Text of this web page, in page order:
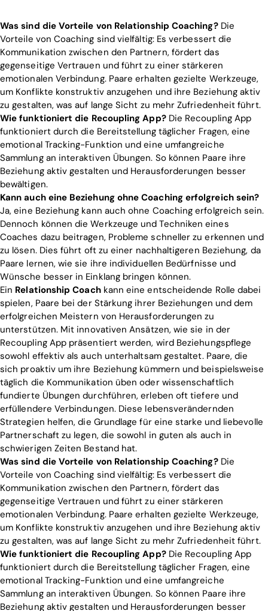
Was sind die Vorteile von Relationship Coaching?Die
Vorteile von Coaching sind vielfältig: Es verbessert die
Kommunikation zwischen den Partnern, fördert das
gegenseitige Vertrauen und führt zu einer stärkeren
emotionalen Verbindung. Paare erhalten gezielte Werkzeuge,
um Konflikte konstruktiv anzugehen und ihre Beziehung aktiv
zu gestalten, was auf lange Sicht zu mehr Zufriedenheit führt.
Wie funktioniert die Recoupling App?Die Recoupling App
funktioniert durch die Bereitstellung täglicher Fragen, eine
emotional Tracking-Funktion und eine umfangreiche
Sammlung an interaktiven Übungen. So können Paare ihre
Beziehung aktiv gestalten und Herausforderungen besser
bewältigen.
Kann auch eine Beziehung ohne Coaching erfolgreich sein?
Ja, eine Beziehung kann auch ohne Coaching erfolgreich sein.
Dennoch können die Werkzeuge und Techniken eines
Coaches dazu beitragen, Probleme schneller zu erkennen und
zu lösen. Dies führt oft zu einer nachhaltigeren Beziehung, da
Paare lernen, wie sie ihre individuellen Bedürfnisse und
Wünsche besser in Einklang bringen können.
Ein Relationship Coachkann eine entscheidende Rolle dabei
spielen, Paare bei der Stärkung ihrer Beziehungen und dem
erfolgreichen Meistern von Herausforderungen zu
unterstützen. Mit innovativen Ansätzen, wie sie in der
Recoupling App präsentiert werden, wird Beziehungspflege
sowohl effektiv als auch unterhaltsam gestaltet. Paare, die
sich proaktiv um ihre Beziehung kümmern und beispielsweise
täglich die Kommunikation üben oder wissenschaftlich
fundierte Übungen durchführen, erleben oft tiefere und
erfüllendere Verbindungen. Diese lebensverändernden
Strategien helfen, die Grundlage für eine starke und liebevolle
Partnerschaft zu legen, die sowohl in guten als auch in
schwierigen Zeiten Bestand hat.
Was sind die Vorteile von Relationship Coaching?Die
Vorteile von Coaching sind vielfältig: Es verbessert die
Kommunikation zwischen den Partnern, fördert das
gegenseitige Vertrauen und führt zu einer stärkeren
emotionalen Verbindung. Paare erhalten gezielte Werkzeuge,
um Konflikte konstruktiv anzugehen und ihre Beziehung aktiv
zu gestalten, was auf lange Sicht zu mehr Zufriedenheit führt.
Wie funktioniert die Recoupling App?Die Recoupling App
funktioniert durch die Bereitstellung täglicher Fragen, eine
emotional Tracking-Funktion und eine umfangreiche
Sammlung an interaktiven Übungen. So können Paare ihre
Beziehung aktiv gestalten und Herausforderungen besser